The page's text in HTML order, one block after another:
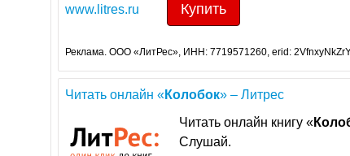
www.litres.ru Купить
Реклама. ООО «ЛитРес», ИНН: 7719571260, erid:
Читать онлайн «Колобок» – Литрес
Читать онлайн книгу «
Слушай.